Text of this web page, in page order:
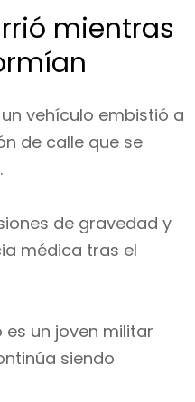
mientras
vehículo embistió a
de calle que se
de gravedad y
médica tras el
un joven militar
siendo